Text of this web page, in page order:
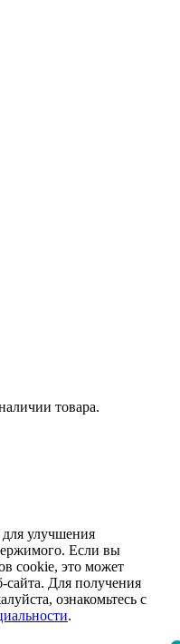
товара.
улучшения
Если вы
cookie, это может
сайта. Для получения
ознакомьтесь с
.